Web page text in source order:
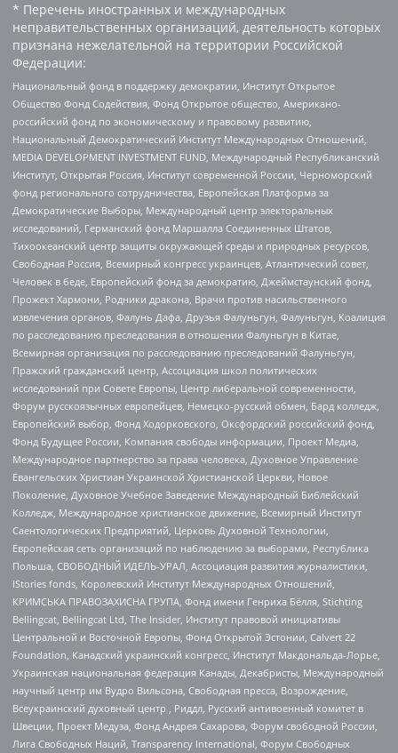
* Перечень иностранных и международных
неправительственных организаций, деятельность которых
признана нежелательной на территории Российской
Федерации:
Национальный фонд в поддержку демократии, Институт Открытое
Общество Фонд Содействия, Фонд Открытое общество, Американо-
российский фонд по экономическому и правовому развитию,
Национальный Демократический Институт Международных Отношений,
MEDIA DEVELOPMENT INVESTMENT FUND, Международный Республиканский
Институт, Открытая Россия, Институт современной России, Черноморский
фонд регионального сотрудничества, Европейская Платформа за
Демократические Выборы, Международный центр электоральных
исследований, Германский фонд Маршалла Соединенных Штатов,
Тихоокеанский центр защиты окружающей среды и природных ресурсов,
Свободная Россия, Всемирный конгресс украинцев, Атлантический совет,
Человек в беде, Европейский фонд за демократию, Джеймстаунский фонд,
Прожект Хармони, Родники дракона, Врачи против насильственного
извлечения органов, Фалунь Дафа, Друзья Фалуньгун, Фалуньгун, Коалиция
по расследованию преследования в отношении Фалуньгун в Китае,
Всемирная организация по расследованию преследований Фалуньгун,
Пражский гражданский центр, Ассоциация школ политических
исследований при Совете Европы, Центр либеральной современности,
Форум русскоязычных европейцев, Немецко-русский обмен, Бард колледж,
Европейский выбор, Фонд Ходорковского, Оксфордский российский фонд,
Фонд Будущее России, Компания свободы информации, Проект Медиа,
Международное партнерство за права человека, Духовное Управление
Евангельских Христиан Украинской Христианской Церкви, Новое
Поколение, Духовное Учебное Заведение Международный Библейский
Колледж, Международное христианское движение, Всемирный Институт
Саентологических Предприятий, Церковь Духовной Технологии,
Европейская сеть организаций по наблюдению за выборами, Республика
Польша, СВОБОДНЫЙ ИДЕЛЬ-УРАЛ, Ассоциация развития журналистики,
IStories fonds, Королевский Институт Международных Отношений,
КРИМСЬКА ПРАВОЗАХИСНА ГРУПА, Фонд имени Генриха Бёлля, Stichting
Bellingcat, Bellingcat Ltd, The Insider, Институт правовой инициативы
Центральной и Восточной Европы, Фонд Открытой Эстонии, Calvert 22
Foundation, Канадский украинский конгресс, Институт Макдональда-Лорье,
Украинская национальная федерация Канады, Декабристы, Международный
научный центр им Вудро Вильсона, Свободная пресса, Возрождение,
Всеукраинский духовный центр , Риддл, Русский антивоенный комитет в
Швеции, Проект Медуза, Фонд Андрея Сахарова, Форум свободной России,
Лига Свободных Наций, Transparеncy International, Форум Свободных